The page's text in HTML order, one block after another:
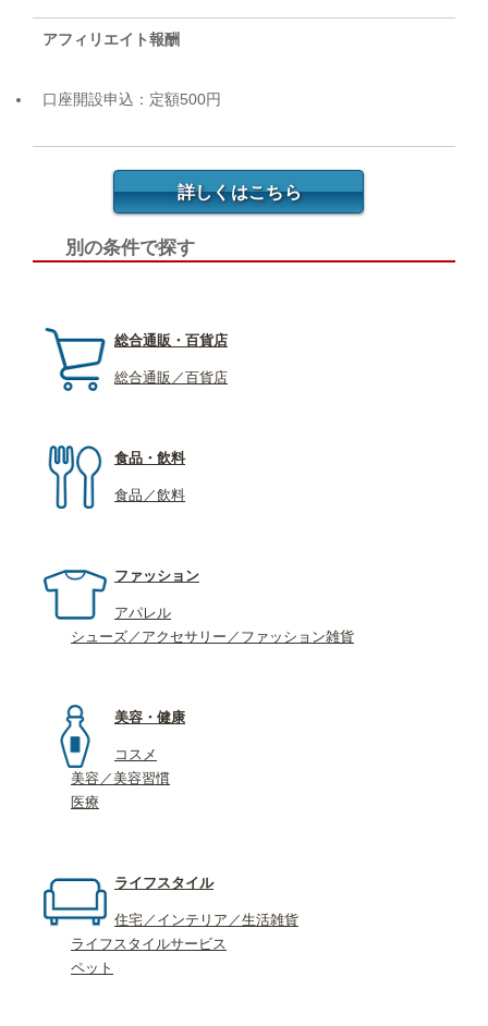
アフィリエイト報酬
口座開設申込：定額500円
詳しくはこちら
別の条件で探す
総合通販・百貨店
総合通販／百貨店
食品・飲料
食品／飲料
ファッション
アパレル
シューズ／アクセサリー／ファッション雑貨
美容・健康
コスメ
美容／美容習慣
医療
ライフスタイル
住宅／インテリア／生活雑貨
ライフスタイルサービス
ペット